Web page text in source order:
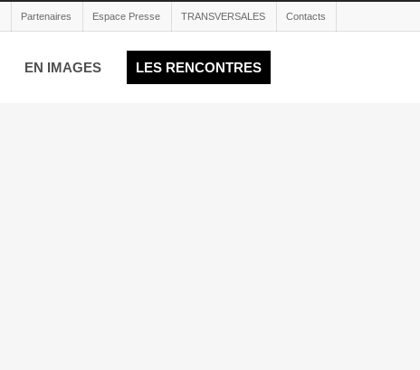
Partenaires Espace Presse TRANSVERSALES Contacts
EN IMAGES LES RENCONTRES